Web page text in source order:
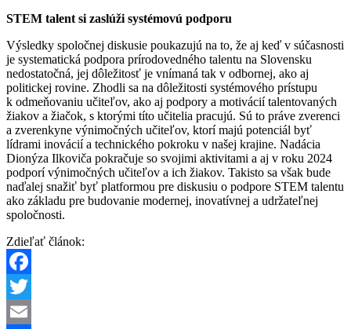
STEM talent si zaslúži systémovú podporu
Výsledky spoločnej diskusie poukazujú na to, že aj keď v súčasnosti
je systematická podpora prírodovedného talentu na Slovensku
nedostatočná, jej dôležitosť je vnímaná tak v odbornej, ako aj
politickej rovine. Zhodli sa na dôležitosti systémového prístupu
k odmeňovaniu učiteľov, ako aj podpory a motivácií talentovaných
žiakov a žiačok, s ktorými títo učitelia pracujú. Sú to práve zverenci
a zverenkyne výnimočných učiteľov, ktorí majú potenciál byť
lídrami inovácií a technického pokroku v našej krajine. Nadácia
Dionýza Ilkoviča pokračuje so svojimi aktivitami a aj v roku 2024
podporí výnimočných učiteľov a ich žiakov. Takisto sa však bude
naďalej snažiť byť platformou pre diskusiu o podpore STEM talentu
ako základu pre budovanie modernej, inovatívnej a udržateľnej
spoločnosti.
Zdieľať článok:
Facebook
Twitter